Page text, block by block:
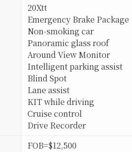
20Xtt
Emergency Brake Package
Non-smoking car
Panoramic glass roof
Around View Monitor
Intelligent parking assist
Blind Spot
Lane assist
KIT while driving
Cruise control
Drive Recorder
FOB=$12,500